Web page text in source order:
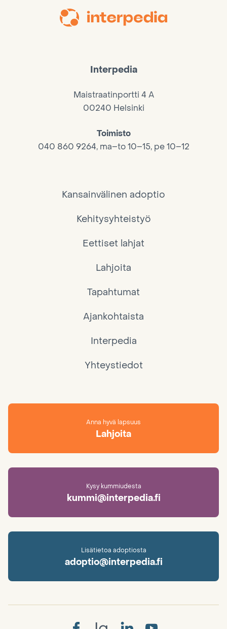
Interpedia
Maistraatinportti 4 A
00240 Helsinki
Toimisto
040 860 9264, ma–to 10–15, pe 10–12
Kansainvälinen adoptio
Kehitysyhteistyö
Eettiset lahjat
Lahjoita
Tapahtumat
Ajankohtaista
Interpedia
Yhteystiedot
Anna hyvä lapsuus
Lahjoita
Kysy kummiudesta
kummi@interpedia.fi
Lisätietoa adoptiosta
adoptio@interpedia.fi